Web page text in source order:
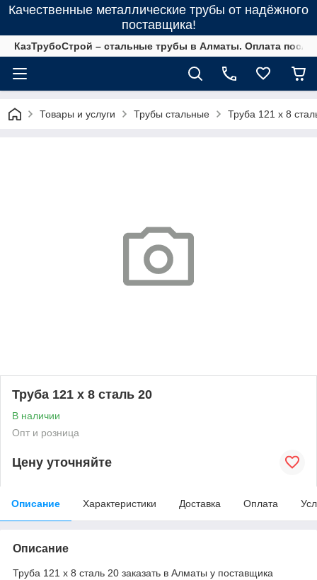
Качественные металлические трубы от надёжного
поставщика!
КазТрубоСтрой – стальные трубы в Алматы. Оплата
Товары и услуги Трубы стальные Труба 121 х 8
Труба 121 х 8 сталь 20
В наличии
Опт и розница
Цену уточняйте
Описание Характеристики Доставка Оплата
Описание
Труба 121 х 8 сталь 20 заказать в Алматы у поставщика